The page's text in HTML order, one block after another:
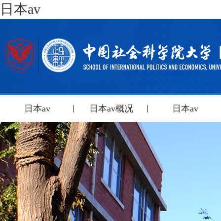
日本av
日本av 日本av概况 日本av